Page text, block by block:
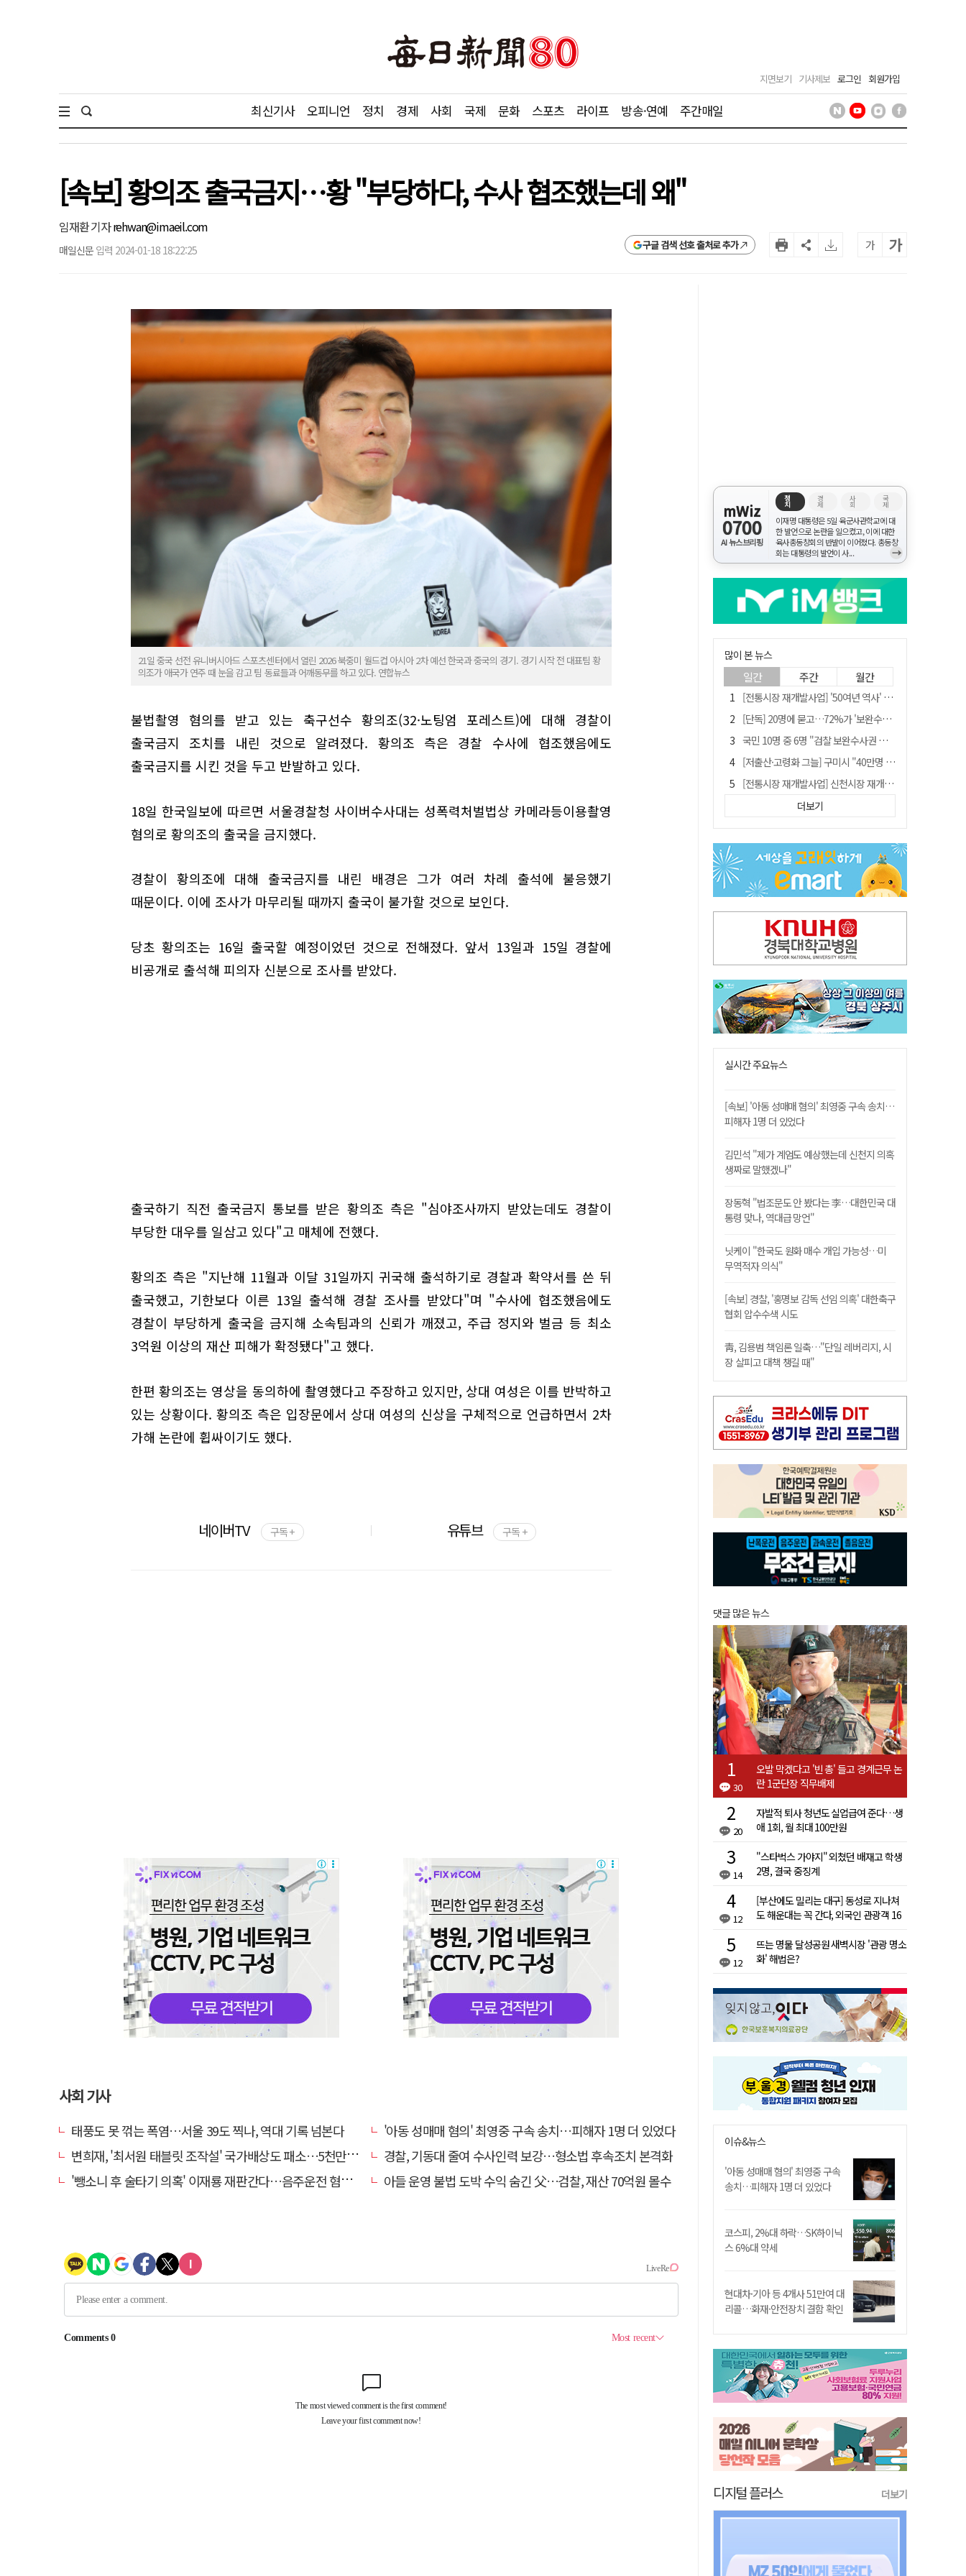
지면보기 기사제보 로그인 회원가입
최신기사 오피니언 정치 경제 사회 국제 문화 스포츠 라이프 방송·연예 주간매일
[속보] 황의조 출국금지…황 "부당하다, 수사 협조했는데 왜"
임재환 기자rehwan@imaeil.com
매일신문 입력 2024-01-18 18:22:25 구글 검색 선호 출처로 추가 가 가
21일 중국 선전 유니버시아드 스포츠센터에서 열린 2026 북중미 월드컵 아시아 2차 예선 한국과 중국의 경기. 경기 시작 전 대표팀 황
의조가 애국가 연주 때 눈을 감고 팀 동료들과 어깨동무를 하고 있다. 연합뉴스
불법촬영 혐의를 받고 있는 축구선수 황의조(32·노팅엄 포레스트)에 대해 경찰이
출국금지 조치를 내린 것으로 알려졌다. 황의조 측은 경찰 수사에 협조했음에도
출국금지를 시킨 것을 두고 반발하고 있다.
18일 한국일보에 따르면 서울경찰청 사이버수사대는 성폭력처벌법상 카메라등이용촬영
혐의로 황의조의 출국을 금지했다.
경찰이 황의조에 대해 출국금지를 내린 배경은 그가 여러 차례 출석에 불응했기
때문이다. 이에 조사가 마무리될 때까지 출국이 불가할 것으로 보인다.
당초 황의조는 16일 출국할 예정이었던 것으로 전해졌다. 앞서 13일과 15일 경찰에
비공개로 출석해 피의자 신분으로 조사를 받았다.
출국하기 직전 출국금지 통보를 받은 황의조 측은 "심야조사까지 받았는데도 경찰이
부당한 대우를 일삼고 있다"고 매체에 전했다.
황의조 측은 "지난해 11월과 이달 31일까지 귀국해 출석하기로 경찰과 확약서를 쓴 뒤
출국했고, 기한보다 이른 13일 출석해 경찰 조사를 받았다"며 "수사에 협조했음에도
경찰이 부당하게 출국을 금지해 소속팀과의 신뢰가 깨졌고, 주급 정지와 벌금 등 최소
3억원 이상의 재산 피해가 확정됐다"고 했다.
한편 황의조는 영상을 동의하에 촬영했다고 주장하고 있지만, 상대 여성은 이를 반박하고
있는 상황이다. 황의조 측은 입장문에서 상대 여성의 신상을 구체적으로 언급하면서 2차
가해 논란에 휩싸이기도 했다.
네이버TV 구독 + 유튜브 구독 +
사회 기사
태풍도 못 꺾는 폭염…서울 39도 찍나, 역대 기록 넘본다
'아동 성매매 혐의' 최영중 구속 송치…피해자 1명 더 있었다
변희재, '최서원 태블릿 조작설' 국가배상도 패소…5천만원 청구 기각
경찰, 기동대 줄여 수사인력 보강…형소법 후속조치 본격화
'뺑소니 후 술타기 의혹' 이재룡 재판간다…음주운전 혐의 제외
아들 운영 불법 도박 수익 숨긴 父…검찰, 재산 70억원 몰수
mWiz
0700
AI 뉴스브리핑
정
치
경
제
사
회
국
제
이재명 대통령은 5일 육군사관학교에 대
한 발언으로 논란을 일으켰고, 이에 대한
육사총동창회의 반발이 이어졌다. 총동창
회는 대통령의 발언이 사...
→
많이 본 뉴스
일간 주간 월간
[전통시장 재개발사업] '50여년 역사' 수성시장 자리에 25층 주상복합 들어선다
[단독] 20명에 묻고…72%가 '보완수사권 폐지'?
국민 10명 중 6명 "검찰 보완수사권 필요"…민주당 지지층도 53.8%
[저출산·고령화 그늘] 구미시 "40만명 사수" 고령군 "3만명대 회복"
[전통시장 재개발사업] 신천시장 재개발, 준공 후에도 소송전
李대통령 지지율 다시 40%대로…20대는 18.8%p 급락
안동-사가에, "50년 우정 넘어 미래 50년 함께 연다"
[인사]경상북도
유승민 "尹 졸업한 서울대 법대·충암고도 없애야"…李 육사 통합 직격
더보기
실시간 주요뉴스
[속보] '아동 성매매 혐의' 최영중 구속 송치…
피해자 1명 더 있었다
김민석 "제가 계엄도 예상했는데 신천지 의혹
생짜로 말했겠나"
장동혁 "법조문도 안 봤다는 李…대한민국 대
통령 맞나, 역대급 망언"
닛케이 "한국도 원화 매수 개입 가능성…미
무역적자 의식"
[속보] 경찰, '홍명보 감독 선임 의혹' 대한축구
협회 압수수색 시도
靑, 김용범 책임론 일축…"단일 레버리지, 시
장 살피고 대책 챙길 때"
댓글 많은 뉴스
30
오발 막겠다고 '빈 총' 들고 경계근무 논
란 1군단장 직무배제
20
자발적 퇴사 청년도 실업급여 준다…생
애 1회, 월 최대 100만원
14
"스타벅스 가야지" 외쳤던 배재고 학생
2명, 결국 중징계
12
[부산에도 밀리는 대구] 동성로 지나쳐
도 해운대는 꼭 간다, 외국인 관광객 16
12
뜨는 명물 달성공원 새벽시장 '관광 명소
화' 해법은?
이슈&뉴스
'아동 성매매 혐의' 최영중 구속
송치…피해자 1명 더 있었다
코스피, 2%대 하락…SK하이닉
스 6%대 약세
현대차·기아 등 4개사 51만여 대
리콜…화재·안전장치 결함 확인
디지털 플러스 더보기